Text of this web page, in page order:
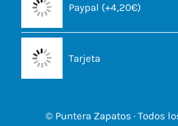
Paypal (+4,20€)
Tarjeta
© Puntera Zapatos · Todos